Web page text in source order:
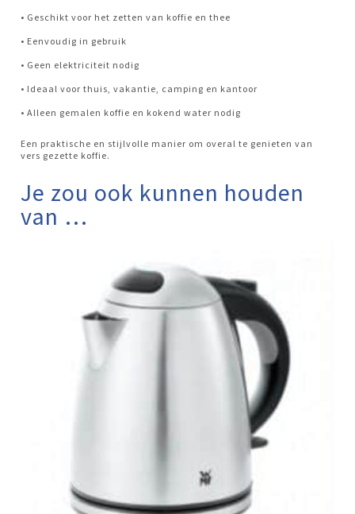
• Geschikt voor het zetten van koffie en thee
• Eenvoudig in gebruik
• Geen elektriciteit nodig
• Ideaal voor thuis, vakantie, camping en kantoor
• Alleen gemalen koffie en kokend water nodig
Een praktische en stijlvolle manier om overal te genieten van
vers gezette koffie.
Je zou ook kunnen houden
van …